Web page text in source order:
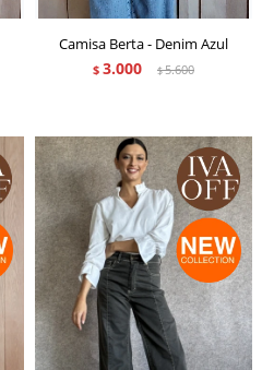
Camisa Berta - Denim Azul
$ 3.000 $5.600